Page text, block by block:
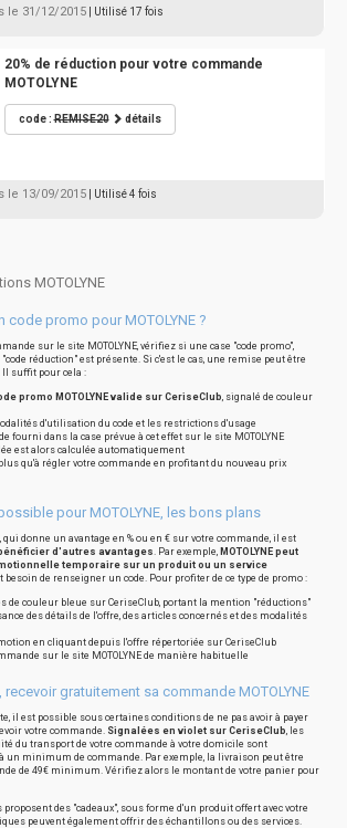
le 31/12/2015 | Utilisé 17 fois
20% de réduction pour votre commande
MOTOLYNE
code :REMISE20 détails
le 13/09/2015 | Utilisé 4 fois
MOTOLYNE
code promo pour MOTOLYNE ?
sur le site MOTOLYNE, vérifiez si une case "code promo",
"code réduction" est présente. Si c'est le cas, une remise peut être
Il suffit pour cela :
promo MOTOLYNE valide sur CeriseClub, signalé de couleur
d'utilisation du code et les restrictions d'usage
fourni dans la case prévue à cet effet sur le site MOTOLYNE
est alors calculée automatiquement
qu'à régler votre commande en profitant du nouveau prix
pour MOTOLYNE, les bons plans
qui donne un avantage en % ou en € sur votre commande, il est
d'autres avantages. Par exemple, MOTOLYNE peut
temporaire sur un produit ou un service
besoin de renseigner un code. Pour profiter de ce type de promo :
de couleur bleue sur CeriseClub, portant la mention "réductions"
des détails de l'offre, des articles concernés et des modalités
en cliquant depuis l'offre répertoriée sur CeriseClub
sur le site MOTOLYNE de manière habituelle
gratuitement sa commande MOTOLYNE
il est possible sous certaines conditions de ne pas avoir à payer
votre commande. Signalées en violet sur CeriseClub, les
du transport de votre commande à votre domicile sont
un minimum de commande. Par exemple, la livraison peut être
de 49€ minimum. Vérifiez alors le montant de votre panier pour
des "cadeaux", sous forme d'un produit offert avec votre
peuvent également offrir des échantillons ou des services.